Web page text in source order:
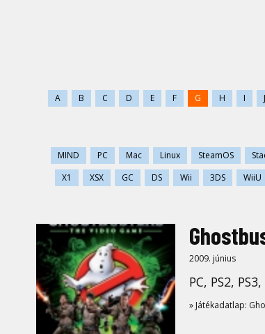
A B C D E F G H I J
MIND PC Mac Linux SteamOS
X1
XSX GC DS Wii 3DS WiiU
2009. június
PC, PS2,
» Játékadatlap: